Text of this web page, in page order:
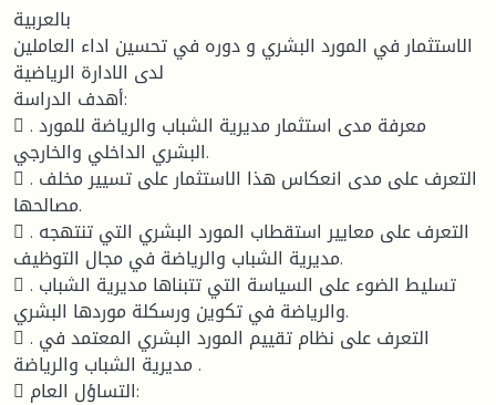
بالعربية
الاستثمار في المورد البشري و دوره في تحسين اداء العاملين
لدى الادارة الرياضية
أهدف الدراسة:
 . معرفة مدى استثمار مديرية الشباب والرياضة للمورد
البشري الداخلي والخارجي.
 . التعرف على مدى انعكاس هذا الاستثمار على تسيير مخلف
مصالحها.
 . التعرف على معايير استقطاب المورد البشري التي تنتهجه
مديرية الشباب والرياضة في مجال التوظيف.
 . تسليط الضوء على السياسة التي تتبناها مديرية الشباب
والرياضة في تكوين ورسكلة موردها البشري.
 . التعرف على نظام تقييم المورد البشري المعتمد في
مديرية الشباب والرياضة .
 التساؤل العام: